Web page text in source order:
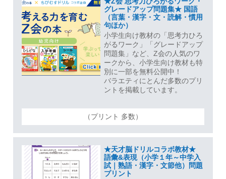
グレードアップ問題集★ 国語
（言葉・漢字・文・読解・慣用
句ほか）
小学生向け教材の「思考力ひろ
がるワーク」「グレードアップ
問題集」など、Z会の人気のワ
ークから、小学生向け教材も特
別に一部を無料公開中！
バラエティにとんだ多数のプリ
ントを掲載しています。
（プリント 多数）
★天才脳ドリルコラボ教材★
語彙&表現（小学１年～中学入
試｜熟語・漢字・文節他）問題
プリント